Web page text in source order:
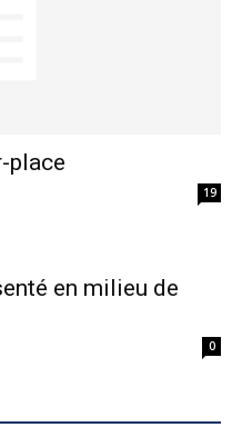
place
19
en milieu de
0